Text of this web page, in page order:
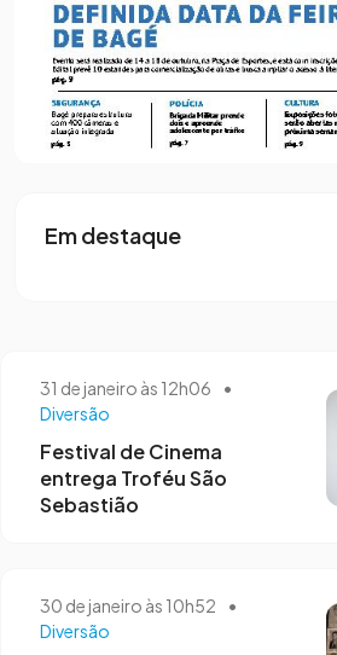
Em destaque
cinema gaúcho a 11 cidades
31 de janeiro às 12h06
•
Diversão
Festival de Cinema
entrega Troféu São
Sebastião
30 de janeiro às 10h52
•
Diversão